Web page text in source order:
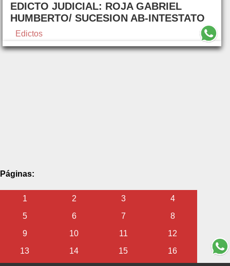
EDICTO JUDICIAL: ROJA GABRIEL
HUMBERTO/ SUCESION AB-INTESTATO
Edictos
Páginas:
1 2 3
4
5
6 7
8
9
10 11
12
13
14 15
16